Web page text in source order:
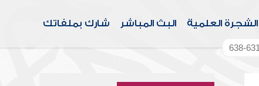
الشجرة العلمية البث المباشر شارك بملفاتك